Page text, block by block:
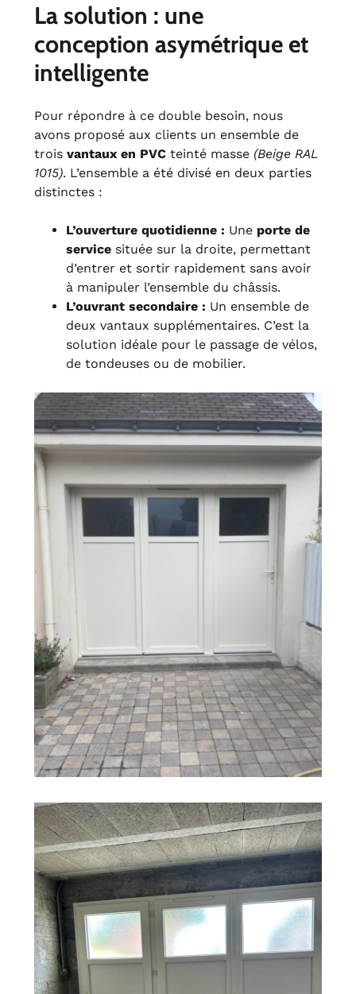
La solution : une
conception asymétrique et
intelligente
Pour répondre à ce double besoin, nous
avons proposé aux clients un ensemble de
trois vantaux en PVC teinté masse(Beige RAL
1015). L’ensemble a été divisé en deux parties
distinctes :
L’ouverture quotidienne : Une porte de
servicesituée sur la droite, permettant
d’entrer et sortir rapidement sans avoir
à manipuler l’ensemble du châssis.
L’ouvrant secondaire : Un ensemble de
deux vantaux supplémentaires. C’est la
solution idéale pour le passage de vélos,
de tondeuses ou de mobilier.